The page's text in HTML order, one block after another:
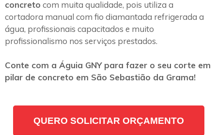
concreto com muita qualidade, pois utiliza a
cortadora manual com fio diamantada refrigerada a
água, profissionais capacitados e muito
profissionalismo nos serviços prestados.
Conte com a Águia GNY para fazer o seu corte em
pilar de concreto em São Sebastião da Grama!
QUERO SOLICITAR ORÇAMENTO